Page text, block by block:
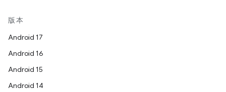
版本
Android 17
Android 16
Android 15
Android 14